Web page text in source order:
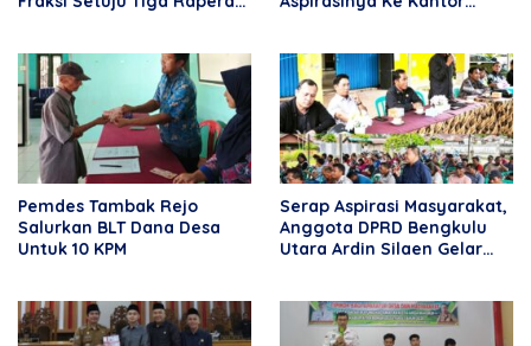
Pemdes Tambak Rejo
Salurkan BLT Dana Desa
Untuk 10 KPM
Serap Aspirasi Masyarakat,
Anggota DPRD Bengkulu
Utara Ardin Silaen Gelar